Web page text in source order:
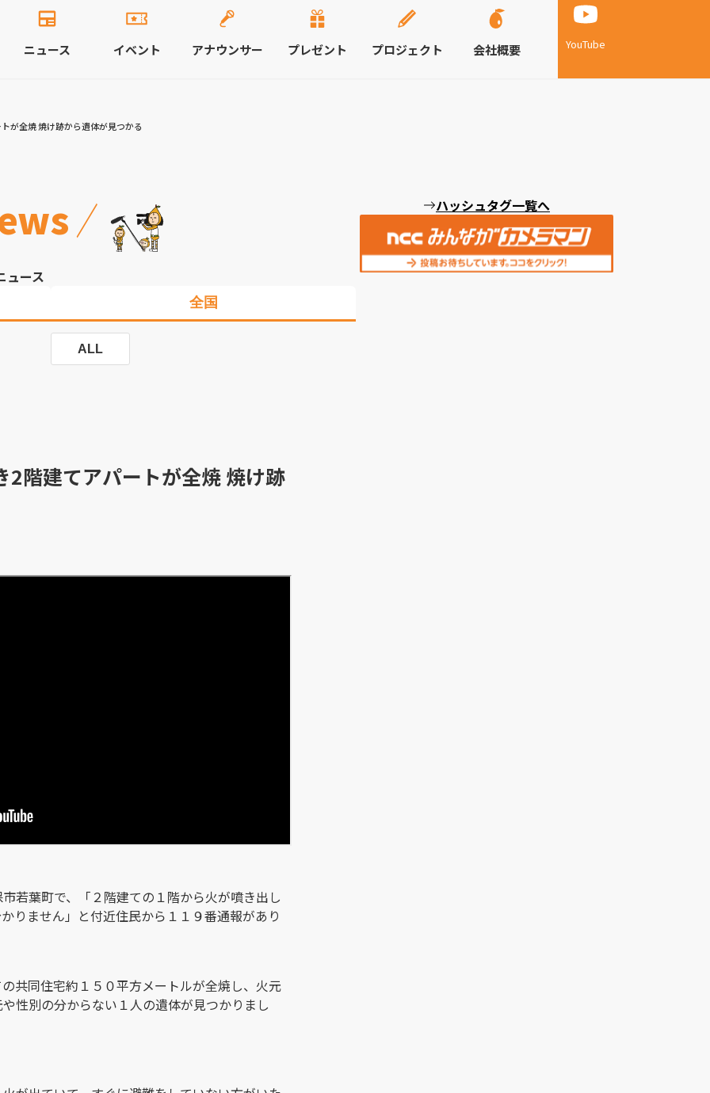
YouTube
ニュース イベント アナウンサー プレゼント プロジェクト 会社概要
が全焼 焼け跡から遺体が見つかる
ュース
全国
ALL
2階建てアパートが全焼 焼け跡
若葉町で、「２階建ての１階から火が噴き出し
りません」と付近住民から１１９番通報があり
共同住宅約１５０平方メートルが全焼し、火元
性別の分からない１人の遺体が見つかりまし
ハッシュタグ一覧へ